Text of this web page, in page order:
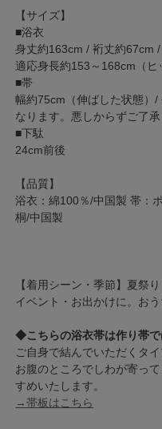
【サイズ】
■浴衣
身丈約163cm / 裄丈約67cm
適応身長約153～168cm（ヒ
■帯
幅約75cm（伸ばした状態
なります。悪しからずご了承
■下駄
24cm前後
【品質】
浴衣：綿100％/中国製 帯：
桐/中国製
【着用シーン・季節】夏祭
イベント・お出かけに。お
◆こちらの浴衣帯は作り帯で
ご自身で結んでいただくタイ
お腹のところでしわが寄っ
すめいたします。
→帯板はこちら